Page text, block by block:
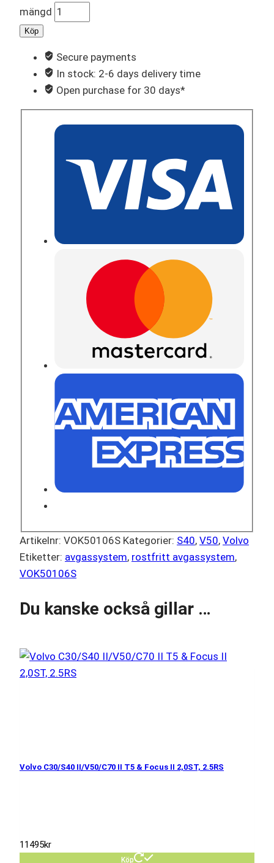
mängd
Köp
Secure payments
In stock: 2-6 days delivery time
Open purchase for 30 days*
Artikelnr: VOK50106S Kategorier: S40, V50, Volvo
Etiketter: avgassystem, rostfritt avgassystem,
VOK50106S
Du kanske också gillar …
Volvo C30/S40 II/V50/C70 II T5 & Focus II 2,0ST, 2.5RS
11495kr
Köp